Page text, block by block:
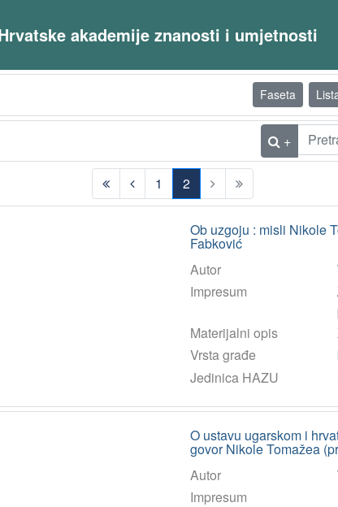
akademije znanosti i umjetnosti
Faseta
+
1
2
(current)
Ob uzgoju : misli Nikole
Fabković
Autor
Impresum
Materijalni opis
Vrsta građe
Jedinica HAZU
O ustavu ugarskom i
govor Nikole Tomažea
Autor
Impresum